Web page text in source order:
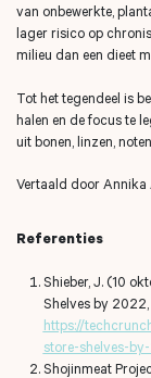
Zoeken naar
Anderen
van onbewerkte,
lager risico op
milieu dan een dieet
Tot het tegendeel is
halen en de focus te
uit bonen, linzen,
Vertaald door
Referenties
Shieber, J. (10
Shelves by
https://
store-shelves-
Shojinmeat